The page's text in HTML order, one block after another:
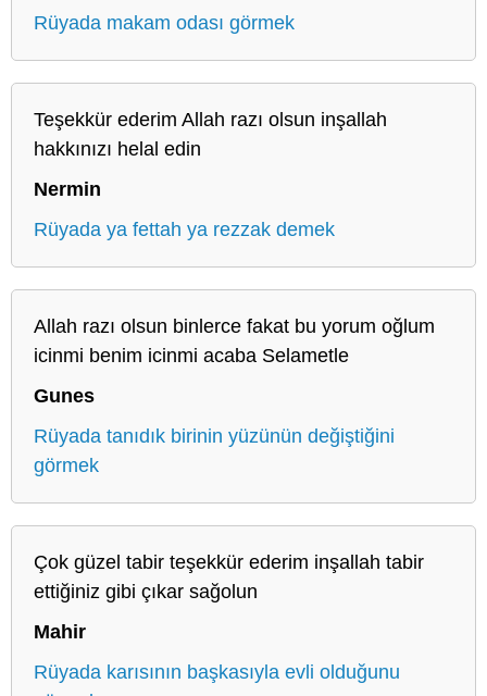
Rüyada makam odası görmek
Teşekkür ederim Allah razı olsun inşallah
hakkınızı helal edin
Nermin
Rüyada ya fettah ya rezzak demek
Allah razı olsun binlerce fakat bu yorum oğlum
icinmi benim icinmi acaba Selametle
Gunes
Rüyada tanıdık birinin yüzünün değiştiğini
görmek
Çok güzel tabir teşekkür ederim inşallah tabir
ettiğiniz gibi çıkar sağolun
Mahir
Rüyada karısının başkasıyla evli olduğunu